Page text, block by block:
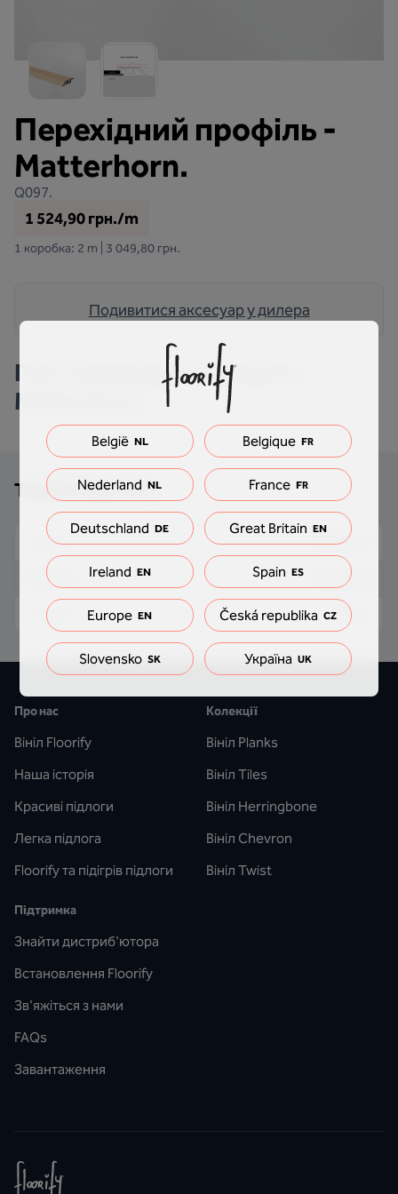
Перехідний профіль -
Matterhorn.
Q097.
1 524,90 грн./m
1 коробка: 2 m | 3 049,80 грн.
Подивитися аксесуар у дилера
Про
Перехідний профіль -
Matterhorn.
Технічні деталі
Довжина 2000 mm
Ширина 40.5 mm
Товщина 10 mm
Про нас
Вініл Floorify
Наша історія
Красиві підлоги
Легка підлога
Floorify та підігрів підлоги
Колекції
Вініл Planks
Вініл Tiles
Вініл Herringbone
Вініл Chevron
Вініл Twist
Підтримка
Знайти дистриб'ютора
Встановлення Floorify
Зв'яжіться з нами
FAQs
Завантаження
België NL Belgique FR
Nederland NL France FR
Deutschland DE Great Britain EN
Ireland EN Spain ES
Europe EN Česká republika CZ
Slovensko SK Україна UK